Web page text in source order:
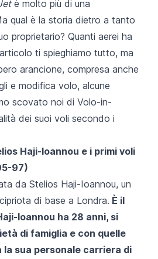
è molto più di una
qual è la storia dietro a tanto
proprietario? Quanti aerei ha
ti spieghiamo tutto, ma
arancione, compresa anche
e modifica volo, alcune
scovato noi di Volo-in-
dei suoi voli secondo i
Haji-Ioannou e i primi voli
97)
da Stelios Haji-Ioannou, un
di base a Londra. È il
Ioannou ha 28 anni, si
di famiglia e con quelle
la sua personale carriera di